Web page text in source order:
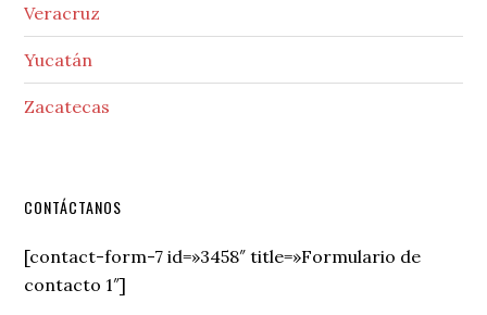
Veracruz
Yucatán
Zacatecas
Secondary
Sidebar
CONTÁCTANOS
[contact-form-7 id=»3458″ title=»Formulario de
contacto 1″]